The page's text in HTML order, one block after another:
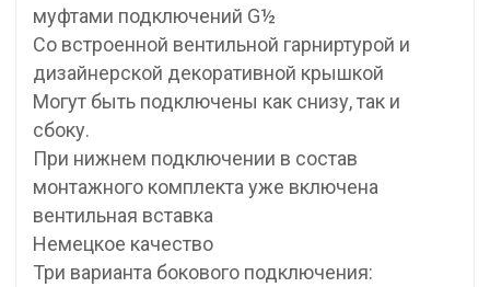
муфтами подключений G½
Со встроенной вентильной гарниртурой и
дизайнерской декоративной крышкой
Могут быть подключены как снизу, так и
сбоку.
При нижнем подключении в состав
монтажного комплекта уже включена
вентильная вставка
Немецкое качество
Три варианта бокового подключения: